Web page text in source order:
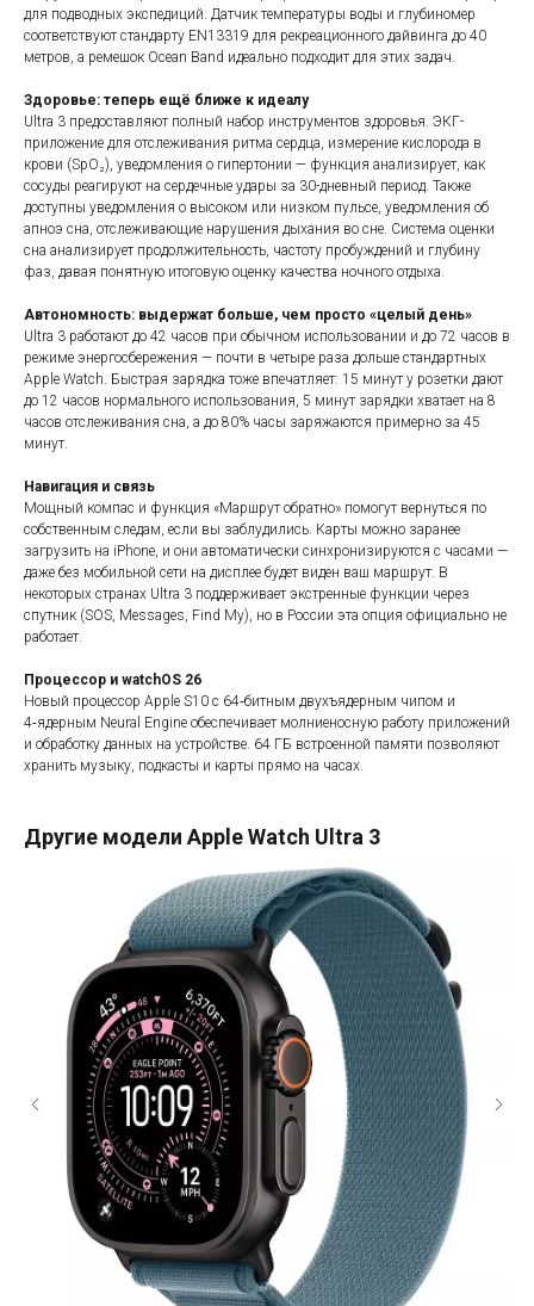
для подводных экспедиций. Датчик температуры воды и глубиномер
соответствуют стандарту EN13319 для рекреационного дайвинга до 40
метров, а ремешок Ocean Band идеально подходит для этих задач.
Здоровье: теперь ещё ближе к идеалу
Ultra 3 предоставляют полный набор инструментов здоровья. ЭКГ-
приложение для отслеживания ритма сердца, измерение кислорода в
крови (SpO₂), уведомления о гипертонии — функция анализирует, как
сосуды реагируют на сердечные удары за 30-дневный период. Также
доступны уведомления о высоком или низком пульсе, уведомления об
апноэ сна, отслеживающие нарушения дыхания во сне. Система оценки
сна анализирует продолжительность, частоту пробуждений и глубину
фаз, давая понятную итоговую оценку качества ночного отдыха.
Автономность: выдержат больше, чем просто «целый день»
Ultra 3 работают до 42 часов при обычном использовании и до 72 часов в
режиме энергосбережения — почти в четыре раза дольше стандартных
Apple Watch. Быстрая зарядка тоже впечатляет: 15 минут у розетки дают
до 12 часов нормального использования, 5 минут зарядки хватает на 8
часов отслеживания сна, а до 80% часы заряжаются примерно за 45
минут.
Навигация и связь
Мощный компас и функция «Маршрут обратно» помогут вернуться по
собственным следам, если вы заблудились. Карты можно заранее
загрузить на iPhone, и они автоматически синхронизируются с часами —
даже без мобильной сети на дисплее будет виден ваш маршрут. В
некоторых странах Ultra 3 поддерживает экстренные функции через
спутник (SOS, Messages, Find My), но в России эта опция официально не
работает.
Процессор и watchOS 26
Новый процессор Apple S10 с 64‑битным двухъядерным чипом и
4‑ядерным Neural Engine обеспечивает молниеносную работу приложений
и обработку данных на устройстве. 64 ГБ встроенной памяти позволяют
хранить музыку, подкасты и карты прямо на часах.
Другие модели Apple Watch Ultra 3